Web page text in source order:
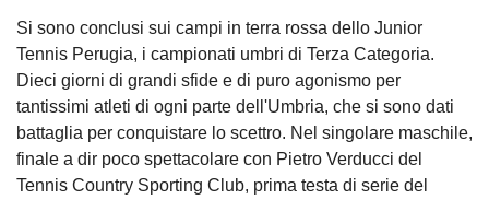
Si sono conclusi sui campi in terra rossa dello Junior
Tennis Perugia, i campionati umbri di Terza Categoria.
Dieci giorni di grandi sfide e di puro agonismo per
tantissimi atleti di ogni parte dell'Umbria, che si sono dati
battaglia per conquistare lo scettro. Nel singolare maschile,
finale a dir poco spettacolare con Pietro Verducci del
Tennis Country Sporting Club, prima testa di serie del